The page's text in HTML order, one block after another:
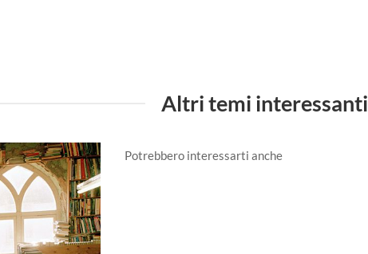
Altri temi interessanti
Potrebbero interessarti anche